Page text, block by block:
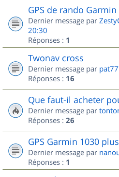
GPS de rando
Dernier message par
20:30
Réponses : 1
Twonav cross
Dernier message par
Réponses : 16
Que faut-il acheter
Dernier message par
Réponses : 26
GPS Garmin 1030 plus
Dernier message par
Réponses : 1